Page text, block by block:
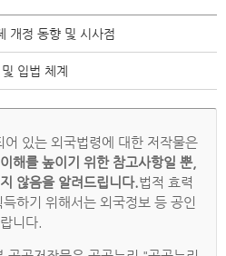
개정 동향 및 시사점
입법 체계
있는 외국법령에 대한 저작물은
해를 높이기 위한 참고사항일 뿐,
않음을 알려드립니다.법적 효력
하기 위해서는 외국정보 등 공인
니다.